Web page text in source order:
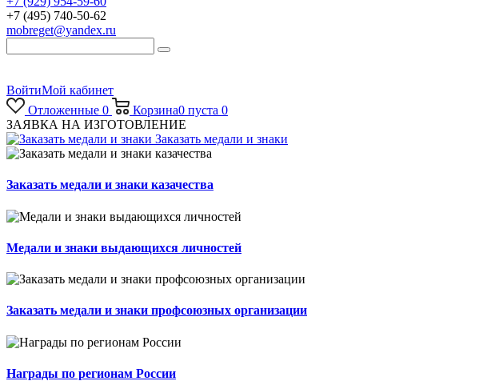
+7 (495) 740-50-62
mobreget@yandex.ru
ВойтиМой кабинет
Отложенные 0 Корзина0 пуста 0
ЗАЯВКА НА ИЗГОТОВЛЕНИЕ
Заказать медали и знаки
Заказать медали и знаки казачества
Медали и знаки выдающихся личностей
Заказать медали и знаки профсоюзных организации
Награды по регионам России